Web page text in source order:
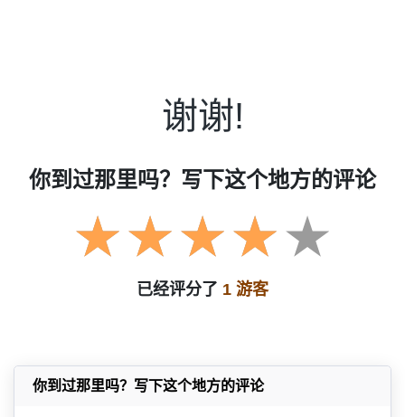
谢谢!
你到过那里吗？写下这个地方的评论
已经评分了 1 游客
你到过那里吗？写下这个地方的评论